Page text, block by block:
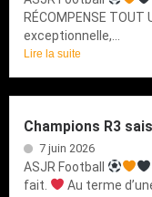
RÉCOMPENSE TOUT
exceptionnelle,...
Lire la suite
Champions R3
7 juin 2026
ASJR Football
fait.
Au terme